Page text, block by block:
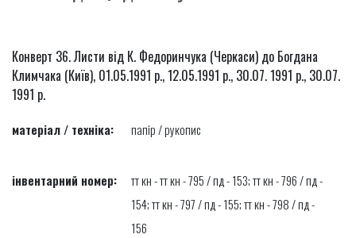
Конверт 36. Листи від К. Федоринчука (Черкаси) до Богдана
Климчака (Київ), 01.05.1991 р., 12.05.1991 р., 30.07. 1991 р., 30.07.
1991 р.
матеріал / техніка: папір / рукопис
інвентарний номер:
тт кн - тт кн - 795 / пд - 153; тт кн - 796 / пд -
154; тт кн - 797 / пд - 155; тт кн - 798 / пд -
156